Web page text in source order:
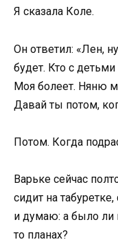
Я сказала Коле.
Он ответил: «Лен,
будет. Кто с
Моя болеет. Няню
Давай ты потом,
Потом. Когда
Варьке сейчас
сидит на
и думаю: а было ли
то планах?